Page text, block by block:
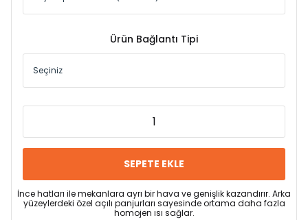
Ürün Bağlantı Tipi
SEPETE EKLE
İnce hatları ile mekanlara ayrı bir hava ve genişlik kazandırır. Arka
yüzeylerdeki özel açılı panjurları sayesinde ortama daha fazla
homojen ısı sağlar.